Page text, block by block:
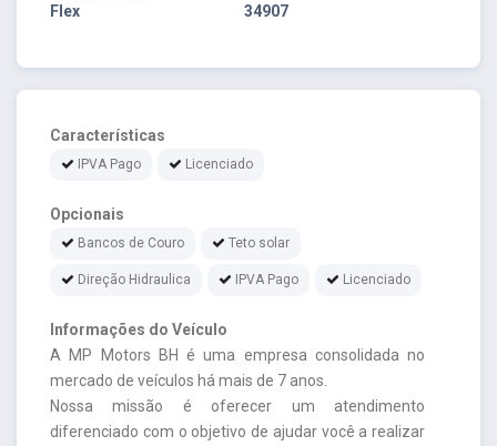
Flex 34907
Características
IPVA Pago Licenciado
Opcionais
Bancos de Couro Teto solar
Direção Hidraulica IPVA Pago Licenciado
Informações do Veículo
A MP Motors BH é uma empresa consolidada no
mercado de veículos há mais de 7 anos.
Nossa missão é oferecer um atendimento
diferenciado com o objetivo de ajudar você a realizar